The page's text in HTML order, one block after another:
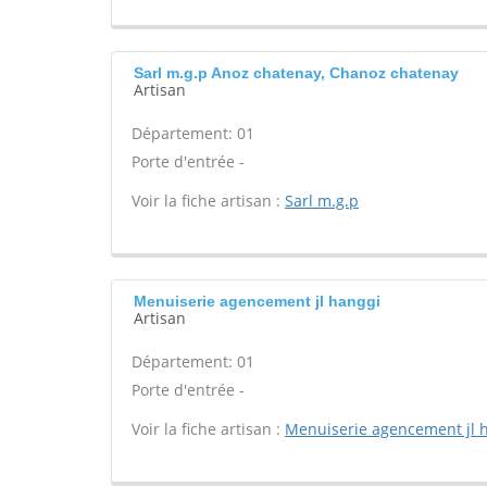
Sarl m.g.p Anoz chatenay, Chanoz chatenay
Artisan
Département: 01
Porte d'entrée -
Voir la fiche artisan : Sarl m.g.p
Menuiserie agencement jl hanggi
Artisan
Département: 01
Porte d'entrée -
Voir la fiche artisan : Menuiserie agencement jl